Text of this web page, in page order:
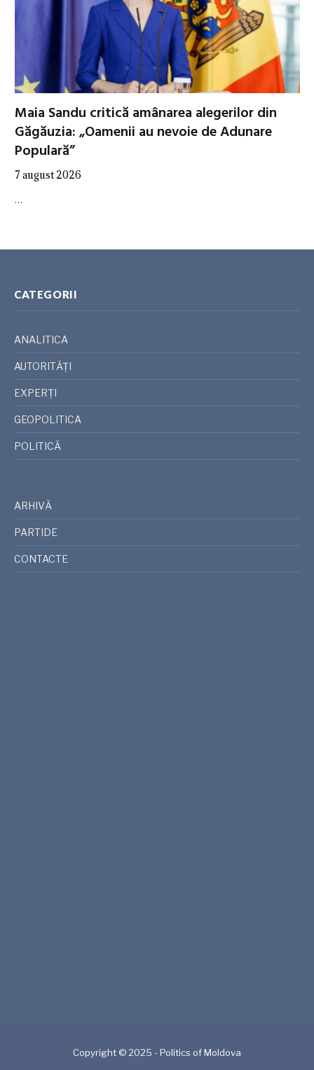
Maia Sandu critică amânarea alegerilor din
Găgăuzia: „Oamenii au nevoie de Adunare
Populară”
7 august 2026
…
CATEGORII
ANALITICA
AUTORITĂȚI
EXPERȚI
GEOPOLITICA
POLITICĂ
ARHIVĂ
PARTIDE
CONTACTE
Copyright © 2025 - Politics of Moldova